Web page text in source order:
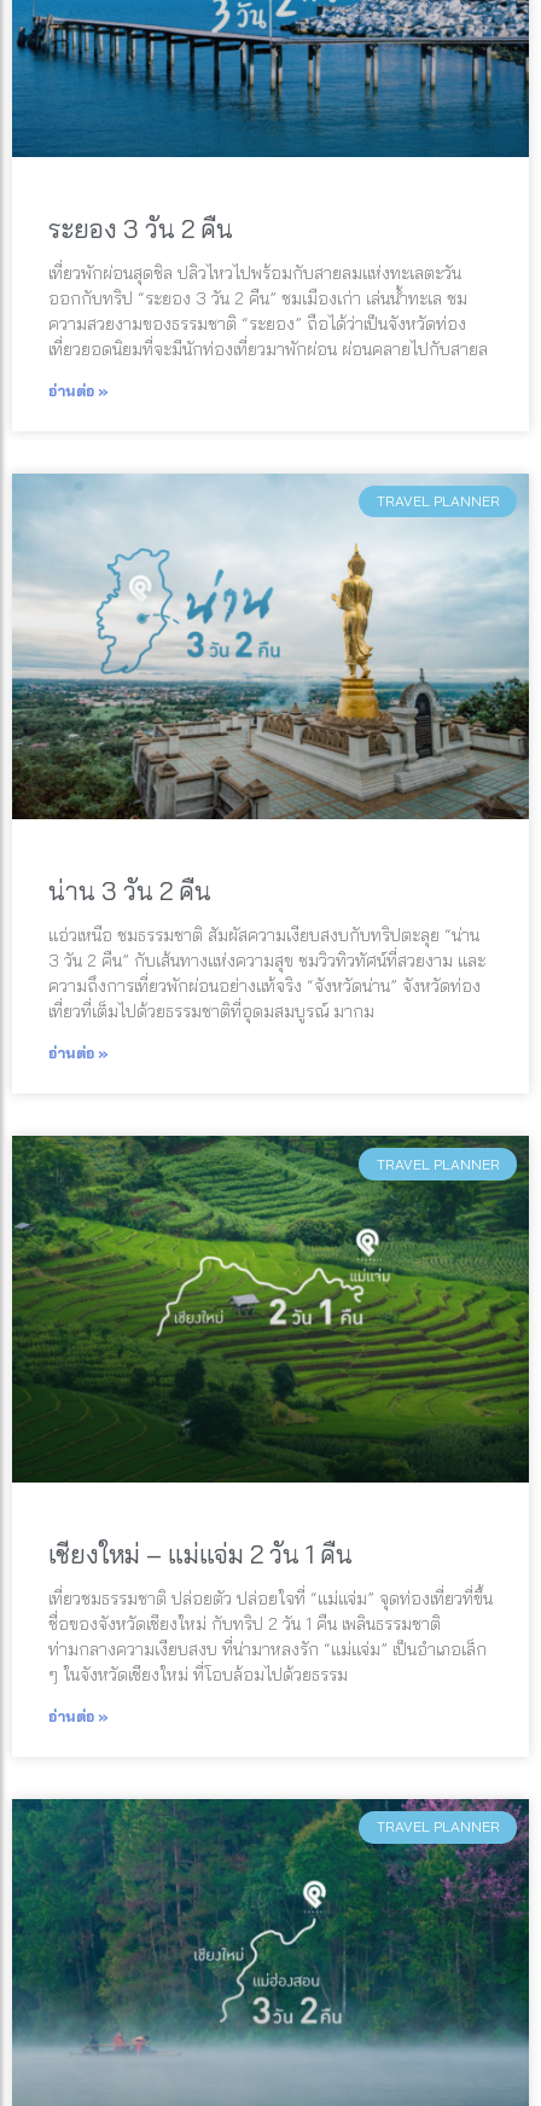
ระยอง 3 วัน 2 คืน
เที่ยวพักผ่อนสุดชิล ปลิวไหวไปพร้อมกับสายลมแห่งทะเลตะวัน
ออกกับทริป “ระยอง 3 วัน 2 คืน” ชมเมืองเก่า เล่นน้ำทะเล ชม
ความสวยงามของธรรมชาติ “ระยอง” ถือได้ว่าเป็นจังหวัดท่อง
เที่ยวยอดนิยมที่จะมีนักท่องเที่ยวมาพักผ่อน ผ่อนคลายไปกับสายล
อ่านต่อ »
TRAVEL PLANNER
น่าน 3 วัน 2 คืน
แอ่วเหนือ ชมธรรมชาติ สัมผัสความเงียบสงบกับทริปตะลุย “น่าน
3 วัน 2 คืน” กับเส้นทางแห่งความสุข ชมวิวทิวทัศน์ที่สวยงาม และ
ความถึงการเที่ยวพักผ่อนอย่างแท้จริง “จังหวัดน่าน” จังหวัดท่อง
เที่ยวที่เต็มไปด้วยธรรมชาติที่อุดมสมบูรณ์ มากม
อ่านต่อ »
TRAVEL PLANNER
เชียงใหม่ – แม่แจ่ม 2 วัน 1 คืน
เที่ยวชมธรรมชาติ ปล่อยตัว ปล่อยใจที่ “แม่แจ่ม” จุดท่องเที่ยวที่ขึ้น
ชื่อของจังหวัดเชียงใหม่ กับทริป 2 วัน 1 คืน เพลินธรรมชาติ
ท่ามกลางความเงียบสงบ ที่น่ามาหลงรัก “แม่แจ่ม” เป็นอำเภอเล็ก
ๆ ในจังหวัดเชียงใหม่ ที่โอบล้อมไปด้วยธรรม
อ่านต่อ »
TRAVEL PLANNER